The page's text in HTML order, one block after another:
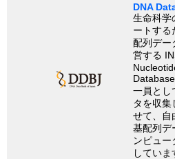
DNA
生命科学
ートする
配列デー
営する
一員とし
タを収集
せて、自
基配列デ
ンピュー
していま